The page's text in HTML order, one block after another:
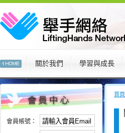
關於我們 學習與成長
會員帳號：
:::
首頁